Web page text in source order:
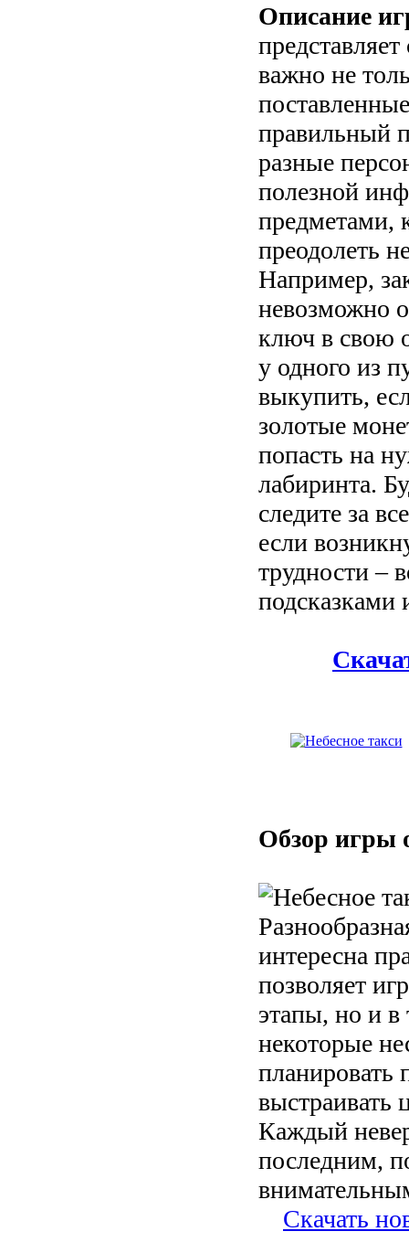
Описание
важно не
правильный
разные
полезной
предметами,
преодолеть
Например,
невозможно
ключ в свою
у одного из
выкупить,
золотые
попасть на
лабиринта.
следите за
если
трудности –
подсказками
Обзор игры
интересна
позволяет
этапы, но и в
некоторые
планировать
выстраивать
Каждый
последним,
Скачать